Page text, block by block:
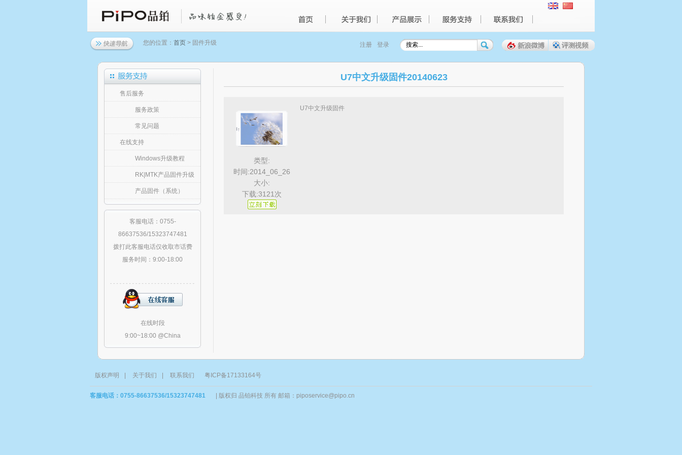
注册 登录
您的位置： 首页 > 固件升级
售后服务
服务政策
常见问题
在线支持
Windows升级教程
RK|MTK产品固件升级
产品固件（系统）
客服电话：0755-
86637536/15323747481
拨打此客服电话仅收取市话费
服务时间：9:00-18:00
在线时段
9:00~18:00 @China
U7中文升级固件20140623
类型:
时间:2014_06_26
大小:
下载:3121次
U7中文升级固件
版权声明 关于我们 联系我们 粤ICP备17133164号
客服电话：0755-86637536/15323747481 版权归 品铂科技 所有 邮箱：piposervice@pipo.cn